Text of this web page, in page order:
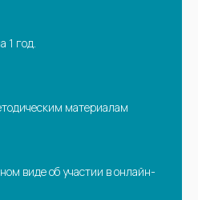
1 год.
материалам
виде об участии в онлайн-